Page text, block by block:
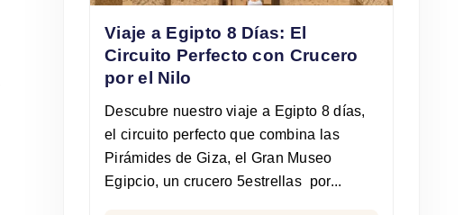
Viaje a Egipto 8 Días: El
Circuito Perfecto con Crucero
por el Nilo
Descubre nuestro viaje a Egipto 8 días,
el circuito perfecto que combina las
Pirámides de Giza, el Gran Museo
Egipcio, un crucero 5estrellas por...